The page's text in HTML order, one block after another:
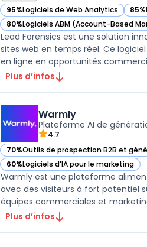
95%Logiciels de Web Analytics
— voir Lead Forensics dans cette 85%
—
80%Logiciels ABM (Account-Based
— voir Lead Forensics dans cette
Lead Forensics est une solution
sites web en temps réel. Ce
en ligne en opportunités
Plus d’infos
Warmly
Plateforme AI de
4.7
70%Outils de prospection B2B et
— voir Warmly dans cette catégorie
60%Logiciels d'IA pour le marketing
— voir Warmly dans cette catégorie
Warmly est une plateforme
avec des visiteurs à fort potentiel
équipes commerciales et
Plus d’infos